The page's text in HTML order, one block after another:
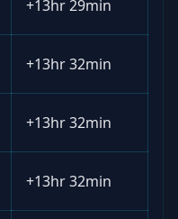
+13hr 29min
+13hr 32min
+13hr 32min
+13hr 32min